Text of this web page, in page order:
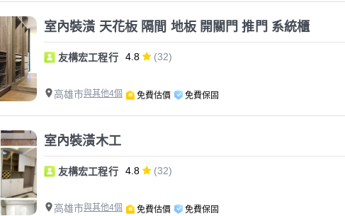
室內裝潢 天花板 隔間 地板 開關門 推門 系統櫃
友構宏工程行 4.8 (32)
高雄市與其他4個 免費估價 免費保固
室內裝潢木工
友構宏工程行 4.8 (32)
高雄市與其他4個 免費估價 免費保固